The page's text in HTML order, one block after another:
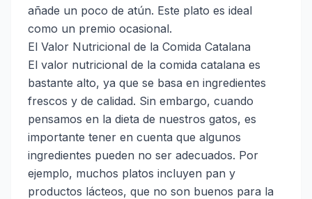
añade un poco de atún. Este plato es ideal
como un premio ocasional.
El Valor Nutricional de la Comida Catalana
El valor nutricional de la comida catalana es
bastante alto, ya que se basa en ingredientes
frescos y de calidad. Sin embargo, cuando
pensamos en la dieta de nuestros gatos, es
importante tener en cuenta que algunos
ingredientes pueden no ser adecuados. Por
ejemplo, muchos platos incluyen pan y
productos lácteos, que no son buenos para la